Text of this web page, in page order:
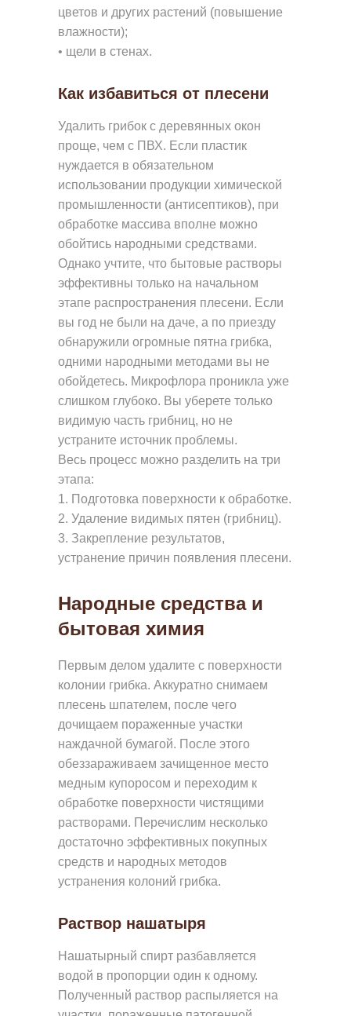
цветов и других растений (повышение
влажности);
• щели в стенах.
Как избавиться от плесени
Удалить грибок с деревянных окон
проще, чем с ПВХ. Если пластик
нуждается в обязательном
использовании продукции химической
промышленности (антисептиков), при
обработке массива вполне можно
обойтись народными средствами.
Однако учтите, что бытовые растворы
эффективны только на начальном
этапе распространения плесени. Если
вы год не были на даче, а по приезду
обнаружили огромные пятна грибка,
одними народными методами вы не
обойдетесь. Микрофлора проникла уже
слишком глубоко. Вы уберете только
видимую часть грибниц, но не
устраните источник проблемы.
Весь процесс можно разделить на три
этапа:
1. Подготовка поверхности к обработке.
2. Удаление видимых пятен (грибниц).
3. Закрепление результатов,
устранение причин появления плесени.
Народные средства и
бытовая химия
Первым делом удалите с поверхности
колонии грибка. Аккуратно снимаем
плесень шпателем, после чего
дочищаем пораженные участки
наждачной бумагой. После этого
обеззараживаем зачищенное место
медным купоросом и переходим к
обработке поверхности чистящими
растворами. Перечислим несколько
достаточно эффективных покупных
средств и народных методов
устранения колоний грибка.
Раствор нашатыря
Нашатырный спирт разбавляется
водой в пропорции один к одному.
Полученный раствор распыляется на